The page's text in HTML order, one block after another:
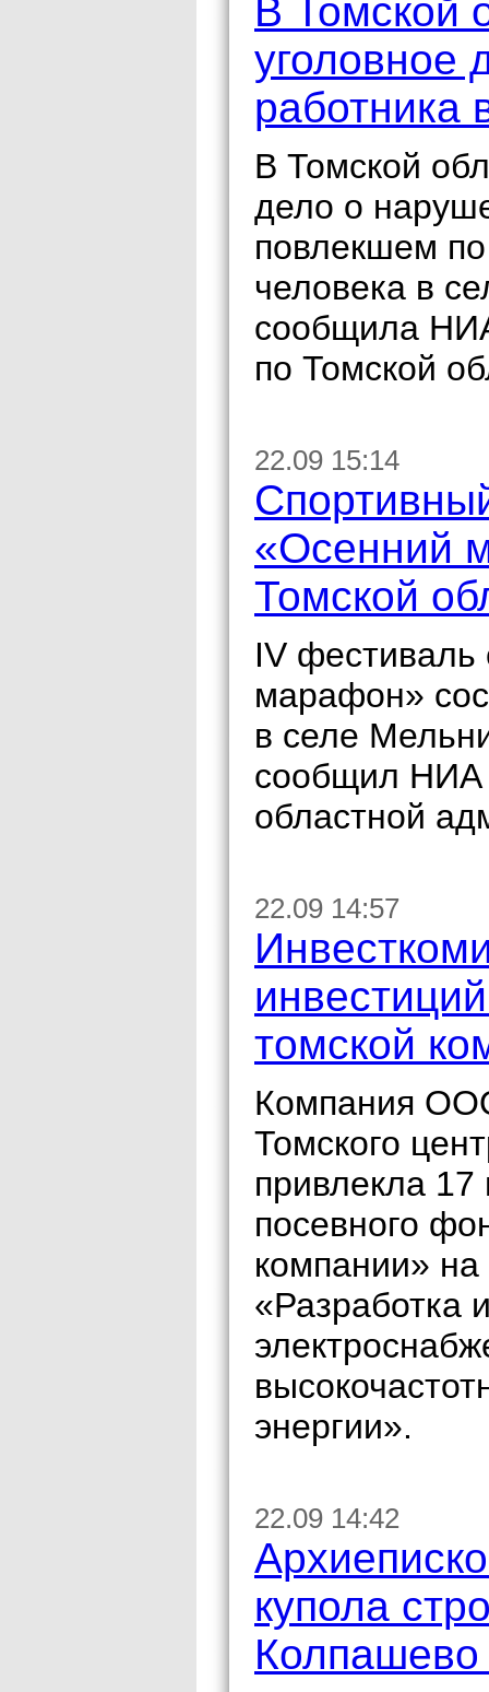
В Томской
уголовное
работника
В Томской
дело о
повлекшем
человека в
сообщила
по Томской
22.09 15:14
«Осенний
Томской
IV фестиваль
марафон»
в селе
сообщил НИА
областной
22.09 14:57
томской
Компания
Томского
привлекла
посевного
компании»
«Разработка
энергии».
22.09 14:42
купола
Колпашево